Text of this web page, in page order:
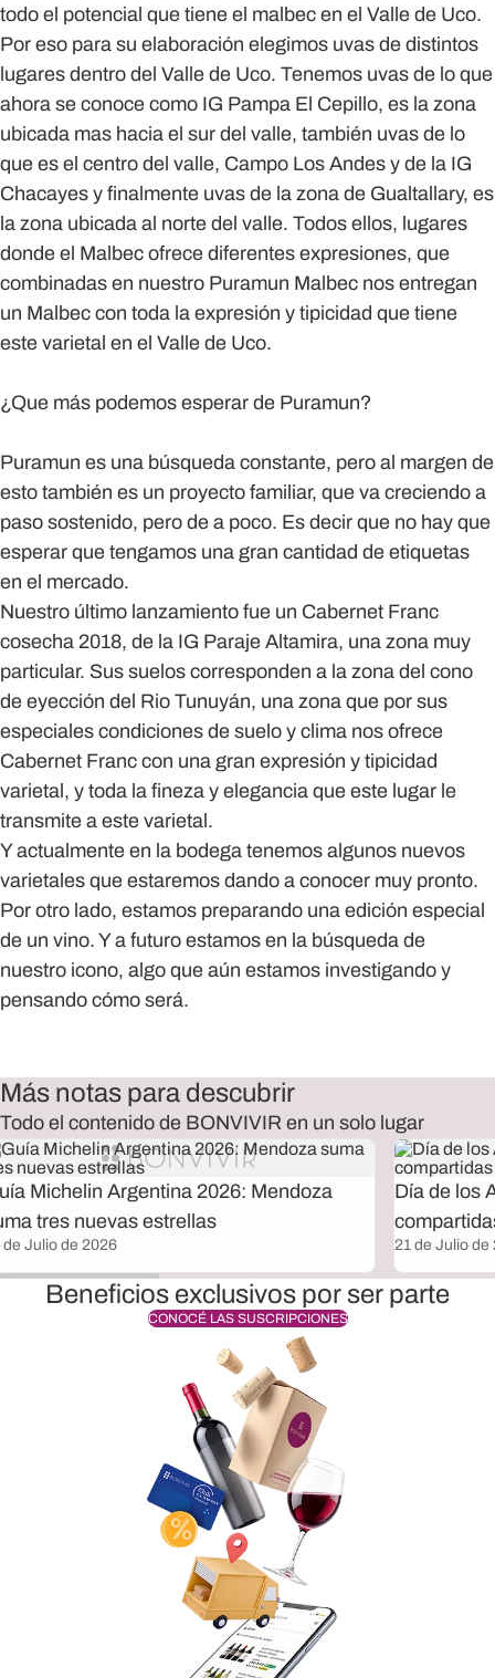
todo el potencial que tiene el malbec en el Valle de Uco.
Por eso para su elaboración elegimos uvas de distintos
lugares dentro del Valle de Uco. Tenemos uvas de lo que
ahora se conoce como IG Pampa El Cepillo, es la zona
ubicada mas hacia el sur del valle, también uvas de lo
que es el centro del valle, Campo Los Andes y de la IG
Chacayes y finalmente uvas de la zona de Gualtallary, es
la zona ubicada al norte del valle. Todos ellos, lugares
donde el Malbec ofrece diferentes expresiones, que
combinadas en nuestro Puramun Malbec nos entregan
un Malbec con toda la expresión y tipicidad que tiene
este varietal en el Valle de Uco.
¿Que más podemos esperar de Puramun?
Puramun es una búsqueda constante, pero al margen de
esto también es un proyecto familiar, que va creciendo a
paso sostenido, pero de a poco. Es decir que no hay que
esperar que tengamos una gran cantidad de etiquetas
en el mercado.
Nuestro último lanzamiento fue un Cabernet Franc
cosecha 2018, de la IG Paraje Altamira, una zona muy
particular. Sus suelos corresponden a la zona del cono
de eyección del Rio Tunuyán, una zona que por sus
especiales condiciones de suelo y clima nos ofrece
Cabernet Franc con una gran expresión y tipicidad
varietal, y toda la fineza y elegancia que este lugar le
transmite a este varietal.
Y actualmente en la bodega tenemos algunos nuevos
varietales que estaremos dando a conocer muy pronto.
Por otro lado, estamos preparando una edición especial
de un vino. Y a futuro estamos en la búsqueda de
nuestro icono, algo que aún estamos investigando y
pensando cómo será.
Más notas para descubrir
Todo el contenido de BONVIVIR en un solo lugar
Michelin Argentina 2026: Mendoza
tres nuevas estrellas
de Julio de 2026
Día de los
21 de Julio de
Beneficios exclusivos por ser parte
CONOCÉ LAS SUSCRIPCIONES